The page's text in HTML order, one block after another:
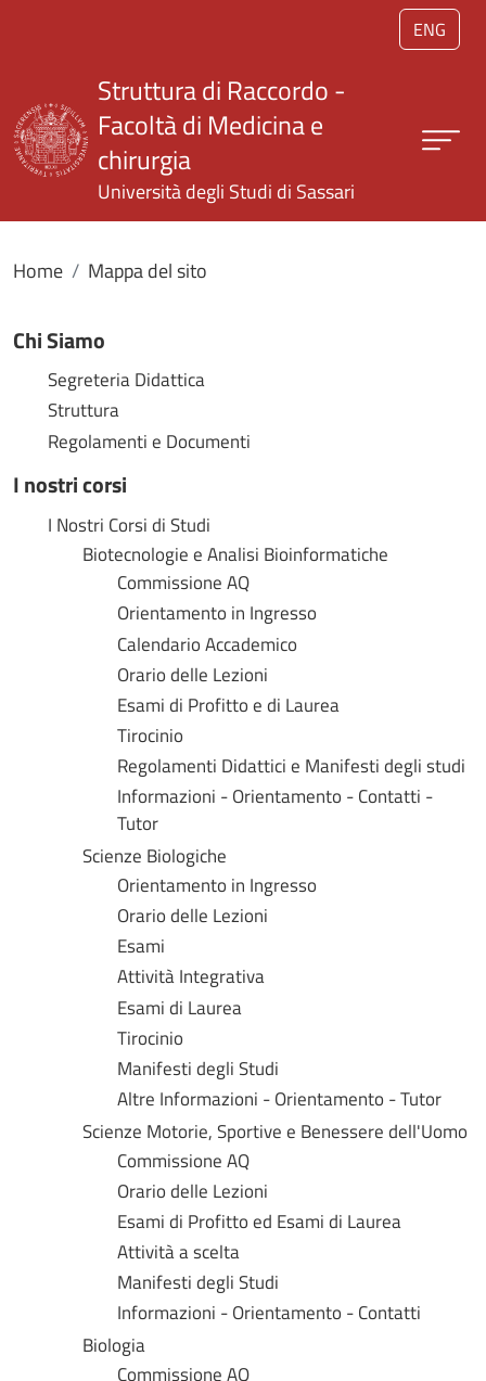
Salta al contenuto principale
ENG
Struttura di Raccordo -
Facoltà di Medicina e
chirurgia
Università degli Studi di Sassari
Home Mappa del sito
Chi Siamo
Segreteria Didattica
Struttura
Regolamenti e Documenti
I nostri corsi
I Nostri Corsi di Studi
Biotecnologie e Analisi Bioinformatiche
Commissione AQ
Orientamento in Ingresso
Calendario Accademico
Orario delle Lezioni
Esami di Profitto e di Laurea
Tirocinio
Regolamenti Didattici e Manifesti degli studi
Informazioni - Orientamento - Contatti -
Tutor
Scienze Biologiche
Orientamento in Ingresso
Orario delle Lezioni
Esami
Attività Integrativa
Esami di Laurea
Tirocinio
Manifesti degli Studi
Altre Informazioni - Orientamento - Tutor
Scienze Motorie, Sportive e Benessere dell'Uomo
Commissione AQ
Orario delle Lezioni
Esami di Profitto ed Esami di Laurea
Attività a scelta
Manifesti degli Studi
Informazioni - Orientamento - Contatti
Biologia
Commissione AQ